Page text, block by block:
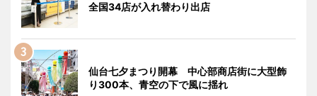
全国34店が入れ替わり出店
仙台七夕まつり開幕 中心部商店街に大型飾
り300本、青空の下で風に揺れ